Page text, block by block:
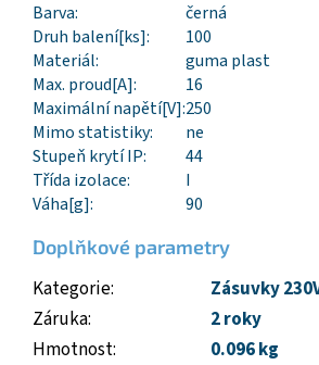
Barva:
černá
Druh balení[ks]:
100
Materiál:
guma plast
Max. proud[A]:
16
Maximální napětí[V]:250
Mimo statistiky:
ne
Stupeň krytí IP:
44
Třída izolace:
I
Váha[g]:
90
Doplňkové parametry
Kategorie:
Zásuvky
Záruka:
2 roky
Hmotnost:
0.096 kg